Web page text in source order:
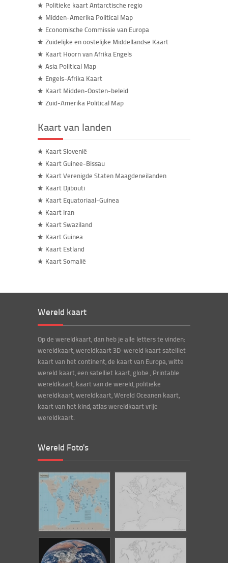
Politieke kaart Antarctische regio
Midden-Amerika Political Map
Economische Commissie van Europa
Zuidelijke en oostelijke Middellandse Kaart
Kaart Hoorn van Afrika Engels
Asia Political Map
Engels-Afrika Kaart
Kaart Midden-Oosten-beleid
Zuid-Amerika Political Map
Kaart van landen
Kaart Slovenië
Kaart Guinee-Bissau
Kaart Verenigde Staten Maagdeneilanden
Kaart Djibouti
Kaart Equatoriaal-Guinea
Kaart Iran
Kaart Swaziland
Kaart Guinea
Kaart Estland
Kaart Somalië
Wereld kaart
Op de wereldkaart, dan heb je alle letters te vinden:
wereldkaart, wereldkaart 3D-wereld kaart satelliet
kaart van het continent, de kaart van Europa, witte
wereld kaart, een satelliet kaart, globe , Printable
wereldkaart, kaart van de wereld, politieke
wereldkaart, wereldkaart, Wereld Oceanen kaart,
kaart van het kind, atlas wereldkaart vrije
wereldkaart.
Wereld Foto's